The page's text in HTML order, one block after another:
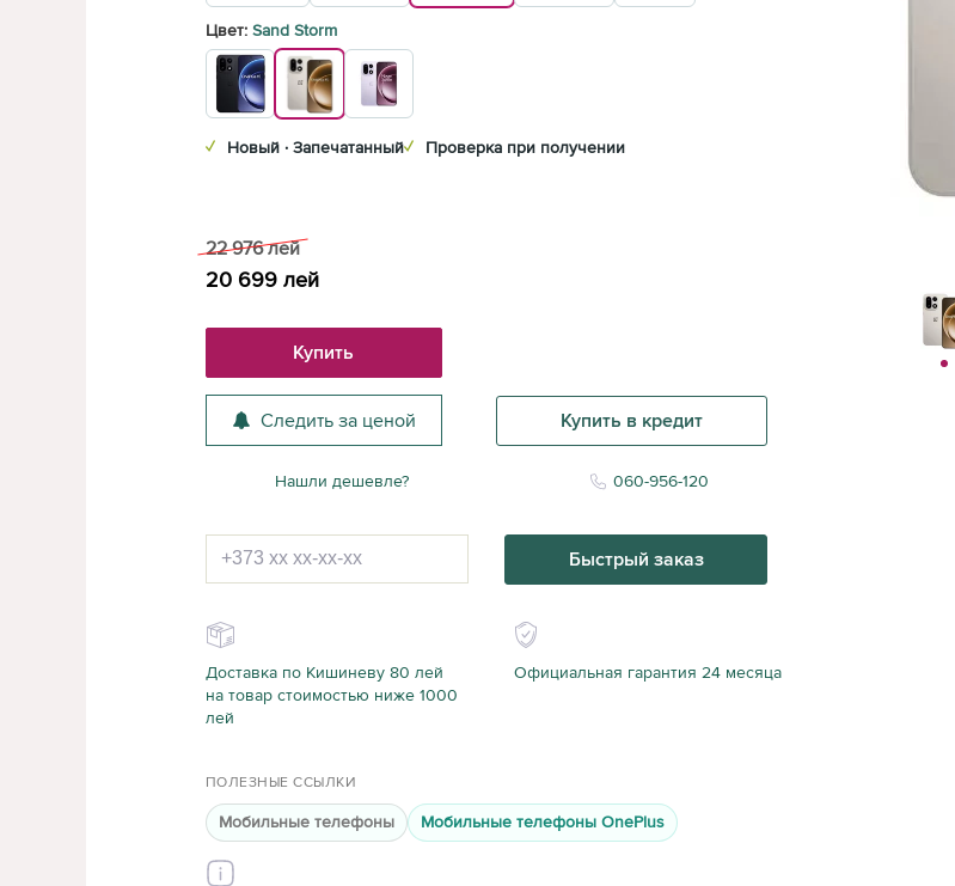
Цвет: Sand Storm
✓ Новый · Запечатанный✓ Проверка при получении
22 976 лей
20 699 лей
Купить
Следить за ценой Купить в кредит
Нашли дешевле? 060-956-120
Быстрый заказ
Доставка по Кишиневу 80 лей
на товар стоимостью ниже 1000
лей
Официальная гарантия 24 месяца
ПОЛЕЗНЫЕ ССЫЛКИ
Мобильные телефоны Мобильные телефоны OnePlus